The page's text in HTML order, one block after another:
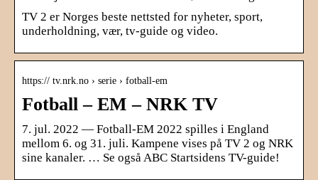
TV 2 er Norges beste nettsted for nyheter, sport,
underholdning, vær, tv-guide og video.
https:// tv.nrk.no › serie › fotball-em
Fotball – EM – NRK TV
7. jul. 2022 — Fotball-EM 2022 spilles i England
mellom 6. og 31. juli. Kampene vises på TV 2 og NRK
sine kanaler. … Se også ABC Startsidens TV-guide!